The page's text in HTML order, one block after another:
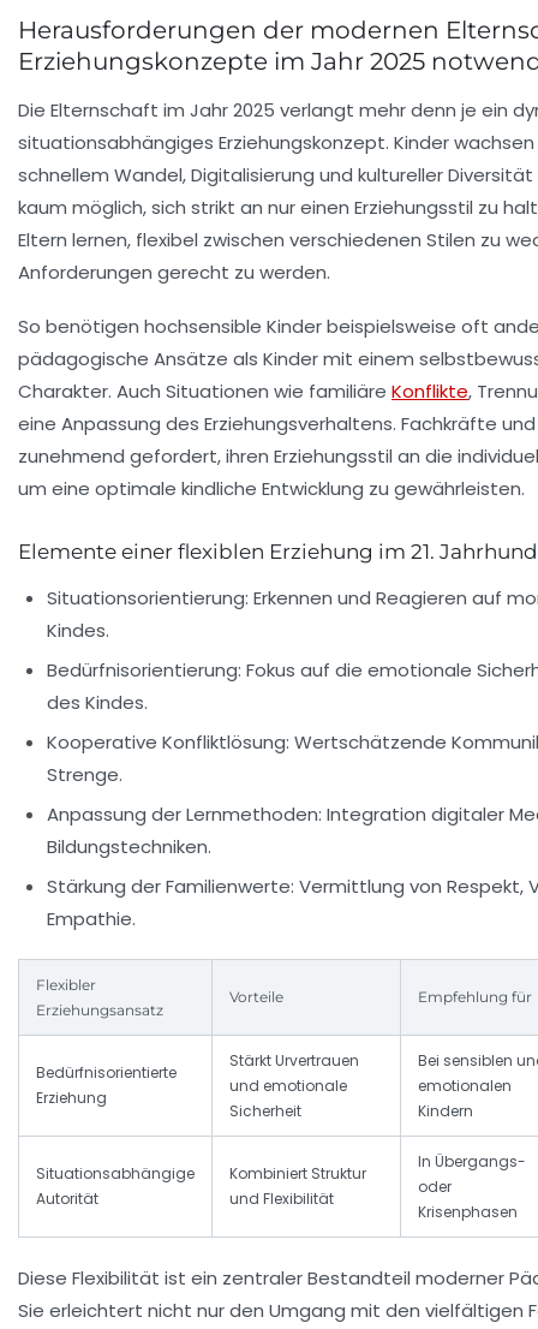
Herausforderungen der modernen
Erziehungskonzepte im Jahr 2025
Die Elternschaft im Jahr 2025 verlangt mehr denn je ein
situationsabhängiges Erziehungskonzept. Kinder
schnellem Wandel, Digitalisierung und kultureller
kaum möglich, sich strikt an nur einen Erziehungsstil zu
Eltern lernen, flexibel zwischen verschiedenen Stilen zu
Anforderungen gerecht zu werden.
So benötigen hochsensible Kinder beispielsweise oft
pädagogische Ansätze als Kinder mit einem
Charakter. Auch Situationen wie familiäre Konflikte,
eine Anpassung des Erziehungsverhaltens. Fachkräfte
zunehmend gefordert, ihren Erziehungsstil an die
um eine optimale kindliche Entwicklung zu gewährleisten.
Elemente einer flexiblen Erziehung im 21.
Situationsorientierung: Erkennen und Reagieren auf
Kindes.
Bedürfnisorientierung: Fokus auf die emotionale
des Kindes.
Kooperative Konfliktlösung: Wertschätzende
Strenge.
Anpassung der Lernmethoden: Integration digitaler
Bildungstechniken.
Stärkung der Familienwerte: Vermittlung von Respekt,
Empathie.
Flexibler
Erziehungsansatz
Vorteile Empfehlung für
Bedürfnisorientierte
Erziehung
Stärkt Urvertrauen
und emotionale
Sicherheit
Bei sensiblen
emotionalen
Kindern
Situationsabhängige
Autorität
Kombiniert Struktur
und Flexibilität
In Übergangs-
oder
Krisenphasen
Diese Flexibilität ist ein zentraler Bestandteil moderner
Sie erleichtert nicht nur den Umgang mit den vielfältigen